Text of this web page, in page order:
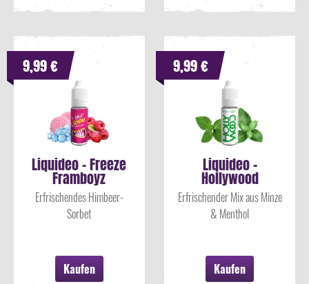
Liquideo - Freeze
Framboyz
Erfrischendes Himbeer-
Sorbet
Kaufen
9,99 €
Liquideo -
Hollywood
Erfrischender Mix aus Minze
& Menthol
Kaufen
9,99 €